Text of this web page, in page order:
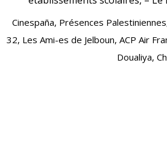
Cinespaña, Présences
32, Les Ami-es de Jelboun, ACP Air
Doualiya,